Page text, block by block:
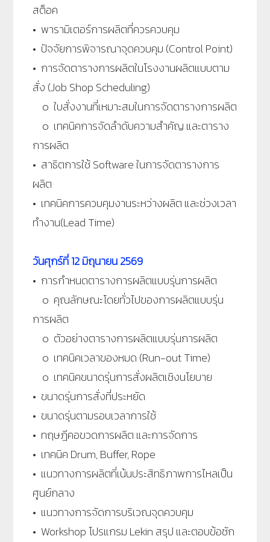
สต็อค
• พารามิเตอร์การผลิตที่ควรควบคุม
• ปัจจัยการพิจารณาจุดควบคุม (Control Point)
• การจัดตารางการผลิตในโรงงานผลิตแบบตาม
สั่ง (Job Shop Scheduling)
๐ ใบสั่งงานที่เหมาะสมในการจัดตารางการผลิต
๐ เทคนิคการจัดลำดับความสำคัญ และตาราง
การผลิต
• สาธิตการใช้ Software ในการจัดตารางการ
ผลิต
• เทคนิคการควบคุมงานระหว่างผลิต และช่วงเวลา
ทำงาน(Lead Time)
วันศุกร์ที่12 มิถุนายน 2569
• การกำหนดตารางการผลิตแบบรุ่นการผลิต
๐ คุณลักษณะโดยทั่วไปของการผลิตแบบรุ่น
การผลิต
๐ ตัวอย่างตารางการผลิตแบบรุ่นการผลิต
๐ เทคนิคเวลาของหมด (Run-out Time)
๐ เทคนิคขนาดรุ่นการสั่งผลิตเชิงนโยบาย
• ขนาดรุ่นการสั่งที่ประหยัด
• ขนาดรุ่นตามรอบเวลาการใช้
• ทฤษฎีคอขวดการผลิต และการจัดการ
• เทคนิค Drum, Buffer, Rope
• แนวทางการผลิตที่เน้นประสิทธิภาพการไหลเป็น
ศูนย์กลาง
• แนวทางการจัดการบริเวณจุดควบคุม
• Workshop โปรแกรม Lekin สรุป และตอบข้อซัก